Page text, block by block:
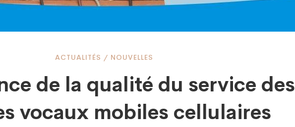
ACTUALITÉS / NOUVELLES
de la qualité du service des
vocaux mobiles cellulaires